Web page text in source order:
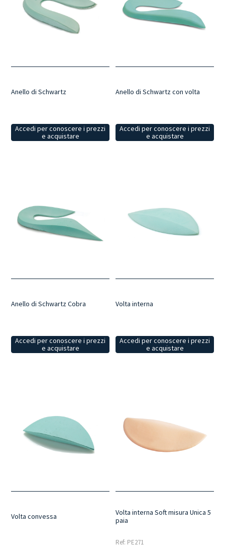
Anello di Schwartz
Accedi per conoscere i prezzi
e acquistare
Anello di Schwartz con volta
Accedi per conoscere i prezzi
e acquistare
Anello di Schwartz Cobra
Accedi per conoscere i prezzi
e acquistare
Volta interna
Accedi per conoscere i prezzi
e acquistare
Volta convessa
Volta interna Soft misura Unica 5
paia
Ref: PE271